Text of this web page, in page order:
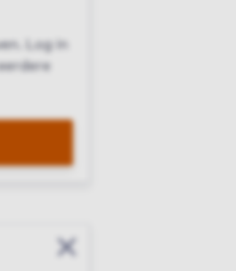
Log in
Sluit modal